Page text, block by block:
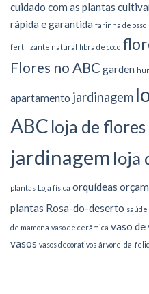
cuidado com as plantas
rápida e garantida farinha de osso
fertilizante natural fibra de coco
Flores no ABC garden
apartamento jardinagem
ABC loja de
jardinagem loja
plantas Loja física orquídeas
plantas Rosa-do-deserto saúde
de mamona vaso de cerâmica vaso de
vasos vasos decorativos árvore-da-